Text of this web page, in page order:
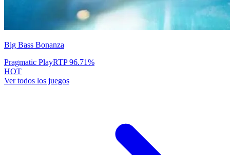
Big Bass Bonanza
Pragmatic PlayRTP96.71%
HOT
Ver todos los juegos